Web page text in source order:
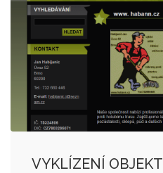
VYKLÍZENÍ